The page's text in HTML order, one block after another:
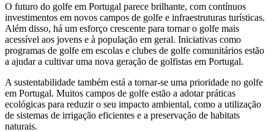
O futuro do golfe em Portugal parece brilhante, com contínuos
investimentos em novos campos de golfe e infraestruturas turísticas.
Além disso, há um esforço crescente para tornar o golfe mais
acessível aos jovens e à população em geral. Iniciativas como
programas de golfe em escolas e clubes de golfe comunitários estão
a ajudar a cultivar uma nova geração de golfistas em Portugal.
A sustentabilidade também está a tornar-se uma prioridade no golfe
em Portugal. Muitos campos de golfe estão a adotar práticas
ecológicas para reduzir o seu impacto ambiental, como a utilização
de sistemas de irrigação eficientes e a preservação de habitats
naturais.